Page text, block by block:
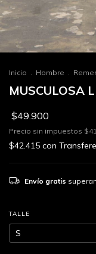
Inicio . Hombre .
MUSCULOSA
$49.900
Precio sin impuestos
$42.415 con
Envío gratis
TALLE